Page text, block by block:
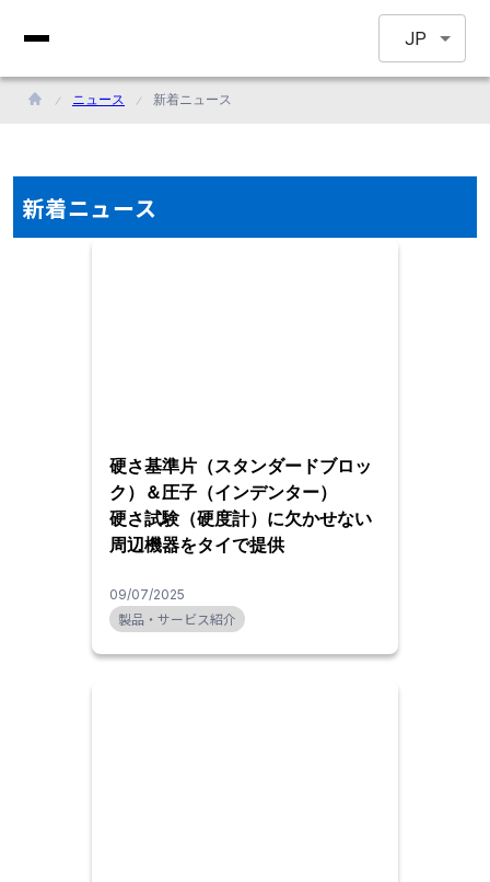
JP
ニュース 新着ニュース
新着ニュース
硬さ基準片（スタンダードブロッ
ク）＆圧子（インデンター）
硬さ試験（硬度計）に欠かせない
周辺機器をタイで提供
09/07/2025
製品・サービス紹介